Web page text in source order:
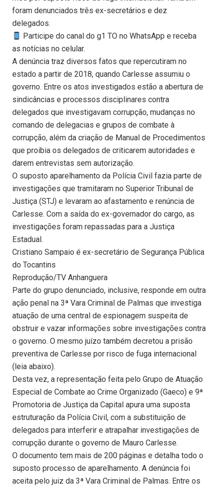
foram denunciados três ex-secretários e dez
delegados.
Participe do canal do g1 TO no WhatsApp e receba
as notícias no celular.
A denúncia traz diversos fatos que repercutiram no
estado a partir de 2018, quando Carlesse assumiu o
governo. Entre os atos investigados estão a abertura de
sindicâncias e processos disciplinares contra
delegados que investigavam corrupção, mudanças no
comando de delegacias e grupos de combate à
corrupção, além da criação de Manual de Procedimentos
que proibia os delegados de criticarem autoridades e
darem entrevistas sem autorização.
O suposto aparelhamento da Polícia Civil fazia parte de
investigações que tramitaram no Superior Tribunal de
Justiça (STJ) e levaram ao afastamento e renúncia de
Carlesse. Com a saída do ex-governador do cargo, as
investigações foram repassadas para a Justiça
Estadual.
Cristiano Sampaio é ex-secretário de Segurança Pública
do Tocantins
Reprodução/TV Anhanguera
Parte do grupo denunciado, inclusive, responde em outra
ação penal na 3ª Vara Criminal de Palmas que investiga
atuação de uma central de espionagem suspeita de
obstruir e vazar informações sobre investigações contra
o governo. O mesmo juízo também decretou a prisão
preventiva de Carlesse por risco de fuga internacional
(leia abaixo).
Desta vez, a representação feita pelo Grupo de Atuação
Especial de Combate ao Crime Organizado (Gaeco) e 9ª
Promotoria de Justiça da Capital apura uma suposta
estruturação da Polícia Civil, com a substituição de
delegados para interferir e atrapalhar investigações de
corrupção durante o governo de Mauro Carlesse.
O documento tem mais de 200 páginas e detalha todo o
suposto processo de aparelhamento. A denúncia foi
aceita pelo juiz da 3ª Vara Criminal de Palmas. Entre os